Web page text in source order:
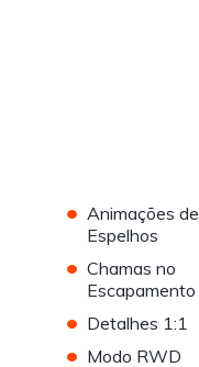
• Animações de
Espelhos
• Chamas no
Escapamento
• Detalhes 1:1
• Modo RWD